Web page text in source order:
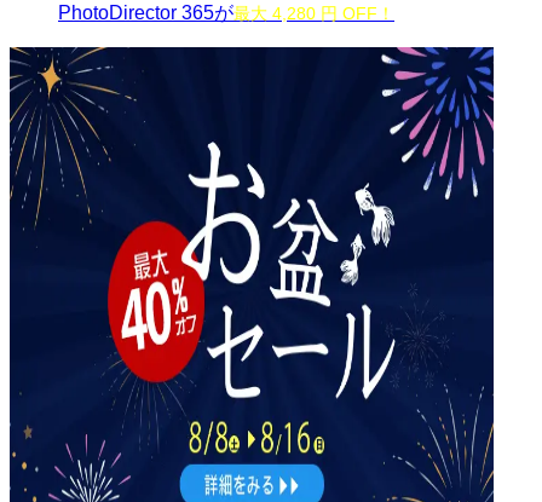
PhotoDirector 365が最大 4,280 円 OFF！